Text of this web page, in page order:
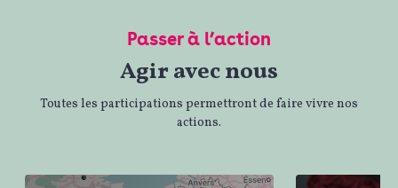
Passer à l’action
Agir avec nous
Toutes les participations permettront de faire vivre nos
actions.